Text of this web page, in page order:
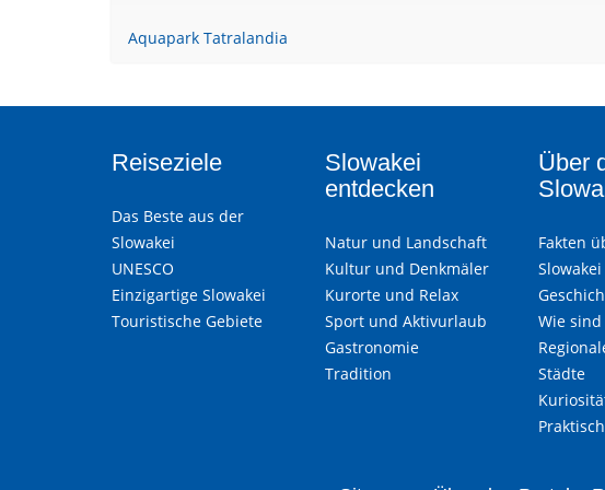
Aquapark Tatralandia
Reiseziele
Das Beste aus der
Slowakei
UNESCO
Einzigartige Slowakei
Touristische Gebiete
Slowakei
entdecken
Natur und Landschaft
Kultur und Denkmäler
Kurorte und Relax
Sport und Aktivurlaub
Gastronomie
Tradition
Über
Fakten
Slowakei
Wie sind
Städte